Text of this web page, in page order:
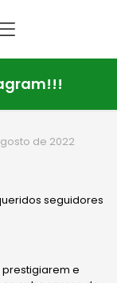
de 2022
seguidores
prestigiarem e